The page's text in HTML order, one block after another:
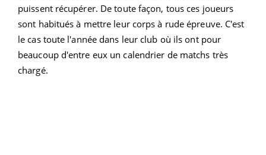
puissent récupérer. De toute façon, tous ces joueurs
sont habitués à mettre leur corps à rude épreuve. C'est
le cas toute l'année dans leur club où ils ont pour
beaucoup d'entre eux un calendrier de matchs très
chargé.